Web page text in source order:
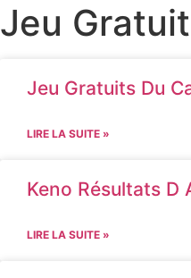
Jeu
Jeu Gratuits Du
LIRE LA SUITE »
Keno Résultats D
LIRE LA SUITE »